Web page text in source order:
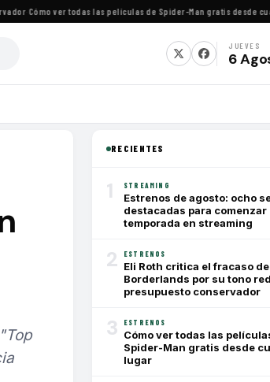
·Cómo ver todas las películas de Spider-Man gratis desde
JUEVES
6
RECIENTES
1 STREAMING
Estrenos de agosto: ocho
destacadas para comenzar
temporada en streaming
2 ESTRENOS
Eli Roth critica el fracaso de
Borderlands por su tono
presupuesto conservador
3 ESTRENOS
Cómo ver todas las
Spider-Man gratis desde
lugar